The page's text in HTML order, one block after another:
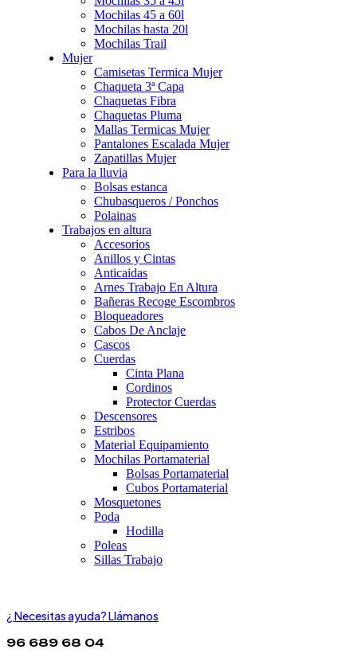
Mochilas 45 a 60l
Mochilas hasta 20l
Mochilas Trail
Mujer
Camisetas Termica Mujer
Chaqueta 3ª Capa
Chaquetas Fibra
Chaquetas Pluma
Mallas Termicas Mujer
Pantalones Escalada Mujer
Zapatillas Mujer
Para la lluvia
Bolsas estanca
Chubasqueros / Ponchos
Polainas
Trabajos en altura
Accesorios
Anillos y Cintas
Anticaidas
Arnes Trabajo En Altura
Bañeras Recoge Escombros
Bloqueadores
Cabos De Anclaje
Cascos
Cuerdas
Cinta Plana
Cordinos
Protector Cuerdas
Descensores
Estribos
Material Equipamiento
Mochilas Portamaterial
Bolsas Portamaterial
Cubos Portamaterial
Mosquetones
Poda
Hodilla
Poleas
Sillas Trabajo
¿ Necesitas ayuda? Llámanos
96 689 68 04